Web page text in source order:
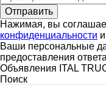
Нажимая, вы
конфиденциальности и
Ваши персональные
предоставления
Объявления ITAL
Поиск